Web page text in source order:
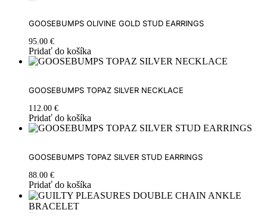
GOOSEBUMPS OLIVINE GOLD STUD EARRINGS
95.00 €
Pridať do košíka
GOOSEBUMPS TOPAZ SILVER NECKLACE
112.00 €
Pridať do košíka
GOOSEBUMPS TOPAZ SILVER STUD EARRINGS
88.00 €
Pridať do košíka